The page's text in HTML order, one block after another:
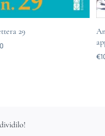
29
€